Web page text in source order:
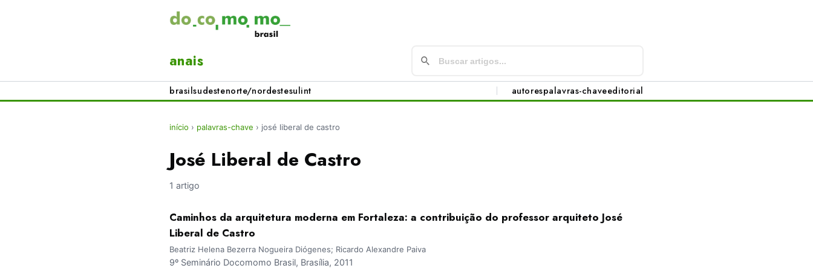
anais
brasilsudestenorte/nordestesulint autorespalavras-chaveeditorial
início › palavras-chave › josé liberal de castro
José Liberal de Castro
1 artigo
Caminhos da arquitetura moderna em Fortaleza: a contribuição do professor arquiteto José
Liberal de Castro
Beatriz Helena Bezerra Nogueira Diógenes; Ricardo Alexandre Paiva
9º Seminário Docomomo Brasil, Brasília, 2011